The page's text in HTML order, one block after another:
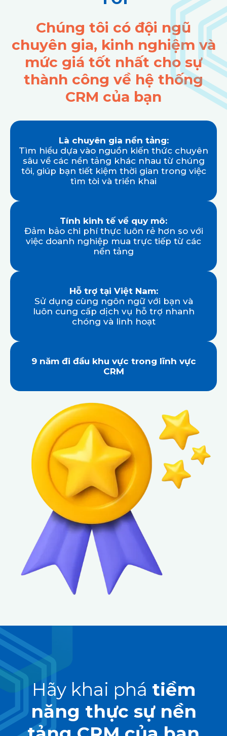
Chúng tôi có đội ngũ
chuyên gia, kinh nghiệm và
mức giá tốt nhất cho sự
thành công về hệ thống
CRM của bạn
Là chuyên gia nền tảng:
Tìm hiểu dựa vào nguồn kiến thức chuyên
sâu về các nền tảng khác nhau từ chúng
tôi, giúp bạn tiết kiệm thời gian trong việc
tìm tòi và triển khai
Tính kinh tế về quy mô:
Đảm bảo chi phí thực luôn rẻ hơn so với
việc doanh nghiệp mua trực tiếp từ các
nền tảng
Hỗ trợ tại Việt Nam:
Sử dụng cùng ngôn ngữ với bạn và
luôn cung cấp dịch vụ hỗ trợ nhanh
chóng và linh hoạt
9 năm đi đầu khu vực trong lĩnh vực
CRM
Hãy khai phá tiềm
năng thực sự nền